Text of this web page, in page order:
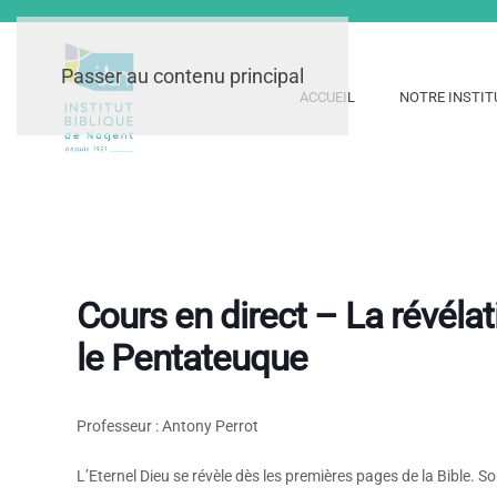
Passer au contenu principal
ACCUEIL NOTRE
Cours en direct – La
le Pentateuque
Professeur : Antony Perrot
L’Eternel Dieu se révèle dès les premières pages de la Bible.